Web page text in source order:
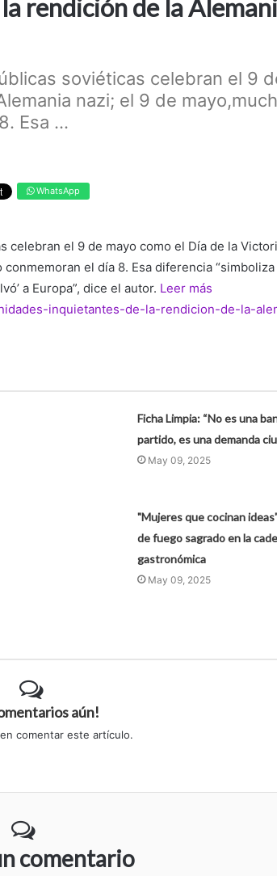
rendición de la
soviéticas celebran el 9
nazi; el 9 de
Esa ...
WhatsApp
celebran el 9 de mayo como el Día de la
el día 8. Esa diferencia
a Europa”, dice el autor. Leer más
inquietantes-de-la-rendicion-de-la-
Ficha Limpia: “No es una
partido, es una demanda
May 09, 2025
"Mujeres que cocinan
de fuego sagrado en la
gastronómica
May 09, 2025
aún!
comentar este artículo.
comentario